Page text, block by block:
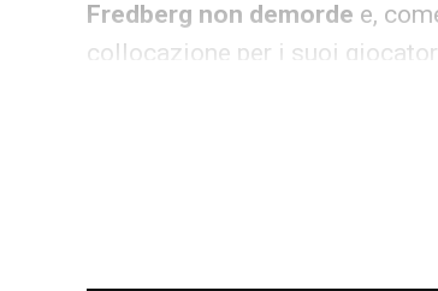
Fredberg non demorde e,
collocazione per i suoi
Tuttavia, l’alternativa è